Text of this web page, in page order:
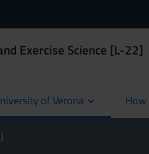
Exercise Science [L-22]
of Verona